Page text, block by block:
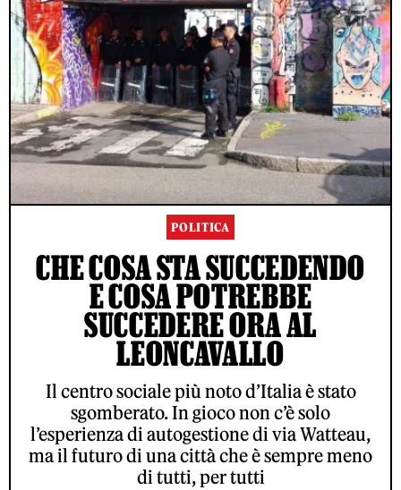
POLITICA
CHE COSA STA SUCCEDENDO
E COSA POTREBBE
SUCCEDERE ORA AL
LEONCAVALLO
Il centro sociale più noto d’Italia è stato
sgomberato. In gioco non c’è solo
l’esperienza di autogestione di via Watteau,
ma il futuro di una città che è sempre meno
di tutti, per tutti